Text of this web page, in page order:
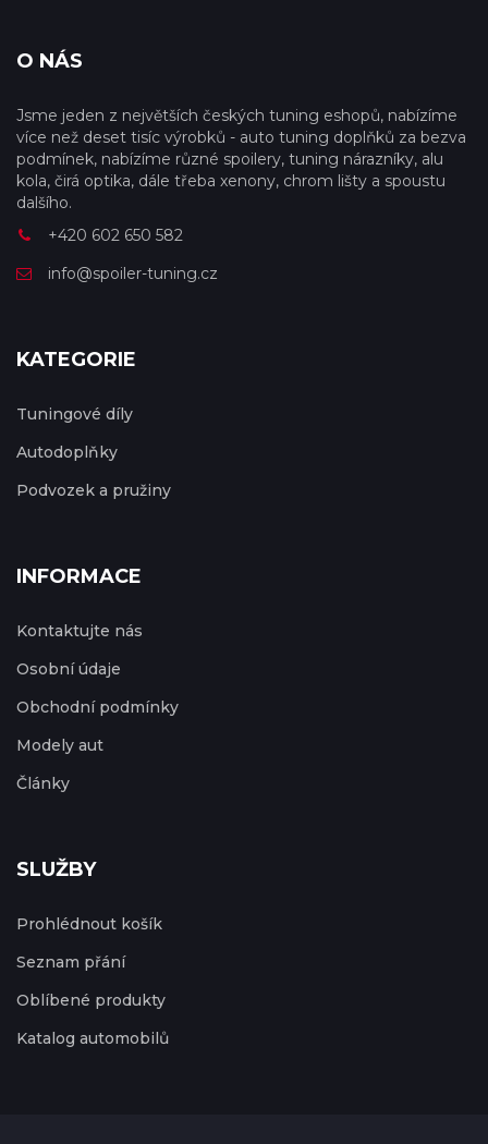
O NÁS
Jsme jeden z největších českých tuning eshopů, nabízíme
více než deset tisíc výrobků - auto tuning doplňků za bezva
podmínek, nabízíme různé spoilery, tuning nárazníky, alu
kola, čirá optika, dále třeba xenony, chrom lišty a spoustu
dalšího.
+420 602 650 582
info@spoiler-tuning.cz
KATEGORIE
Tuningové díly
Autodoplňky
Podvozek a pružiny
INFORMACE
Kontaktujte nás
Osobní údaje
Obchodní podmínky
Modely aut
Články
SLUŽBY
Prohlédnout košík
Seznam přání
Oblíbené produkty
Katalog automobilů